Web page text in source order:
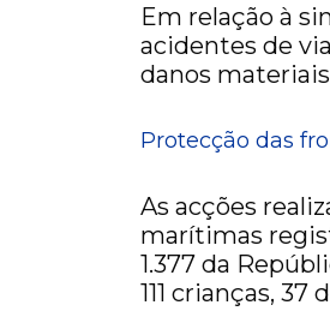
Em relação à
acidentes de
danos
Protecção das
As acções
marítimas
1.377 da
111 crianças,